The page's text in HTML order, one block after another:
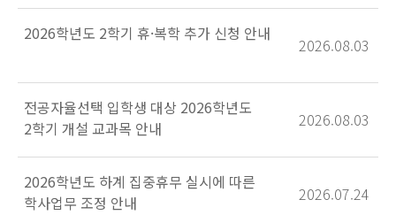
2026학년도 2학기 휴·복학 추가 신청 안내
2026.08.03
전공자율선택 입학생 대상 2026학년도
2학기 개설 교과목 안내
2026.08.03
2026학년도 하계 집중휴무 실시에 따른
학사업무 조정 안내
2026.07.24